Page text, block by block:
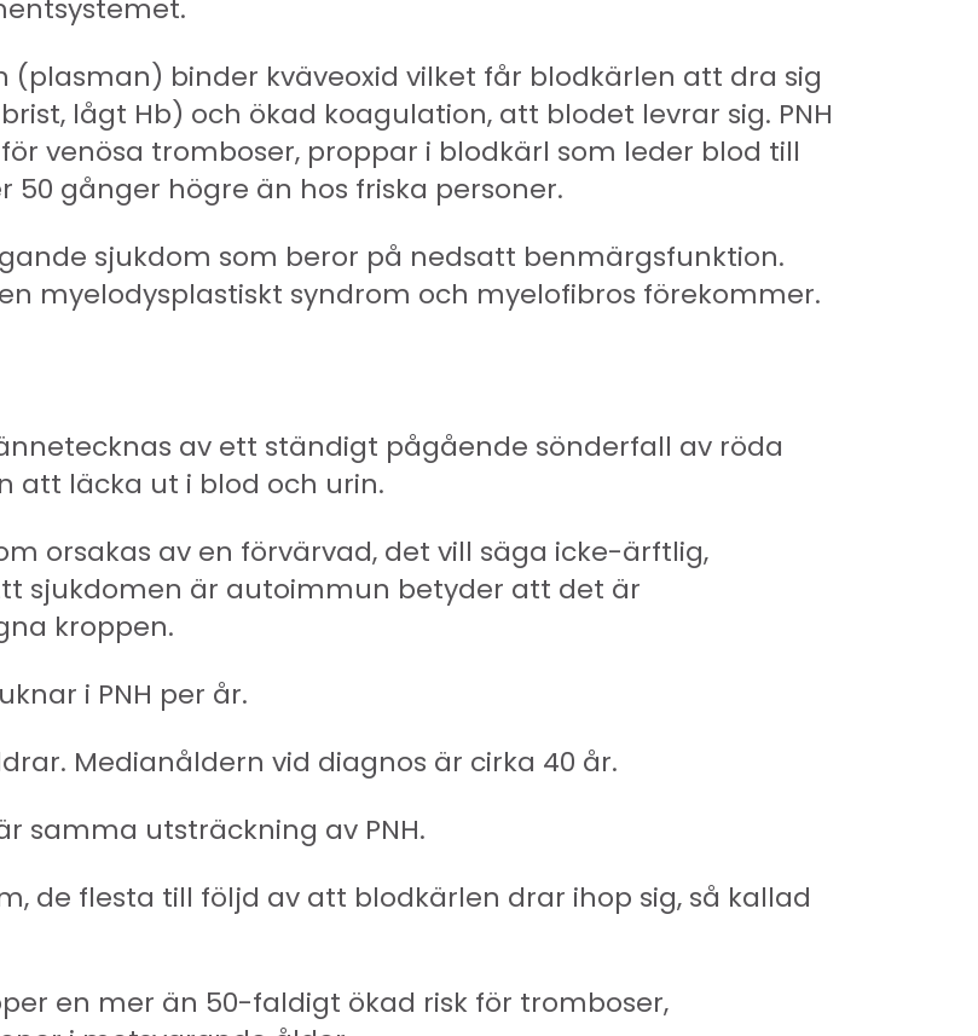
(plasman) binder kväveoxid vilket får blodkärlen att dra sig
lågt Hb) och ökad koagulation, att blodet levrar sig. PNH
venösa tromboser, proppar i blodkärl som leder blod till
50 gånger högre än hos friska personer.
sjukdom som beror på nedsatt benmärgsfunktion.
myelodysplastiskt syndrom och myelofibros förekommer.
av ett ständigt pågående sönderfall av röda
att läcka ut i blod och urin.
orsakas av en förvärvad, det vill säga icke-ärftlig,
sjukdomen är autoimmun betyder att det är
kroppen.
i PNH per år.
Medianåldern vid diagnos är cirka 40 år.
samma utsträckning av PNH.
de flesta till följd av att blodkärlen drar ihop sig, så kallad
en mer än 50-faldigt ökad risk för tromboser,